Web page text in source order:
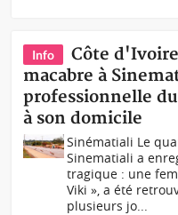
Info
Côte
macabre à
professionnelle
à son domicile
Sinématiali Le
Sinematiali a
tragique : une
Viki », a été
plusieurs jo...